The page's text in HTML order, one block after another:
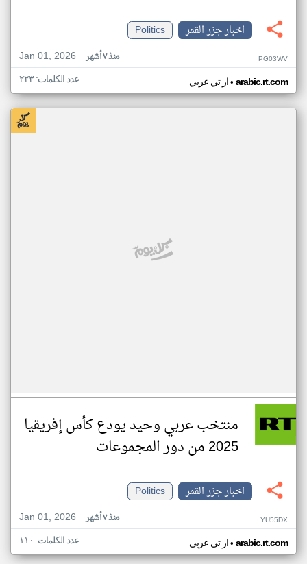
اخبار جزر القمر
Politics
Jan 01, 2026
منذ ٧ أشهر PG03WV
ار تي عربي• arabic.rt.com عدد الكلمات: ٢٢٣
منتخب عربي وحيد يودع كأس إفريقيا
2025 من دور المجموعات
اخبار جزر القمر
Politics
Jan 01, 2026
منذ ٧ أشهر YU55DX
ار تي عربي• arabic.rt.com عدد الكلمات: ١١٠